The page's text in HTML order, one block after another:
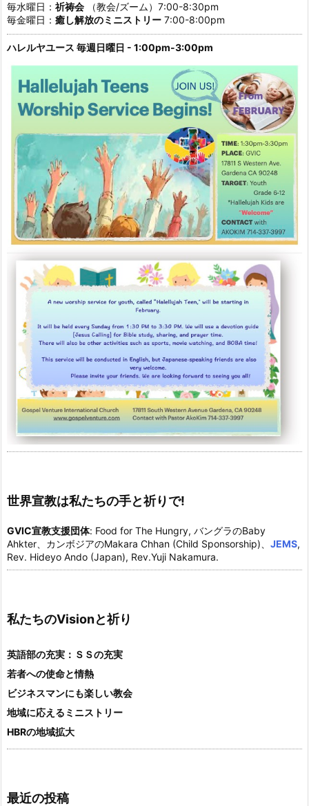
毎水曜日： 祈祷会 （教会/ズーム）7:00-8:30pm
毎金曜日： 癒し解放のミニストリー 7:00-8:00pm
ハレルヤユース 毎週日曜日 - 1:00pm-3:00pm
世界宣教は私たちの手と祈りで!
GVIC宣教支援団体: Food for The Hungry, バングラのBaby
Ahkter、カンボジアのMakara Chhan (Child Sponsorship)、 JEMS,
Rev. Hideyo Ando (Japan), Rev.Yuji Nakamura.
私たちのVisionと祈り
英語部の充実：ＳＳの充実
若者への使命と情熱
ビジネスマンにも楽しい教会
地域に応えるミニストリー
HBRの地域拡大
最近の投稿